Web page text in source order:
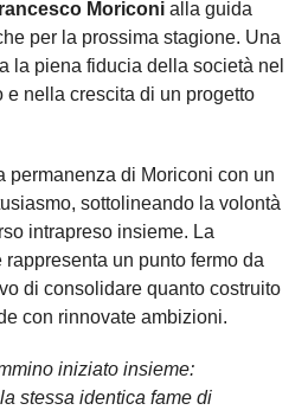
Moriconi alla guida
per la prossima stagione. Una
la piena fiducia della società nel
e nella crescita di un progetto
permanenza di Moriconi con un
sottolineando la volontà
intrapreso insieme. La
un punto fermo da
di consolidare quanto costruito
con rinnovate ambizioni.
iniziato insieme:
stessa identica fame di